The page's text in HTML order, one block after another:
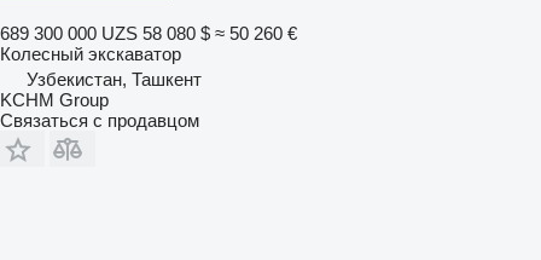
689 300 000 UZS 58 080 $ ≈ 50 260 €
Колесный экскаватор
Узбекистан, Ташкент
KCHM Group
Связаться с продавцом